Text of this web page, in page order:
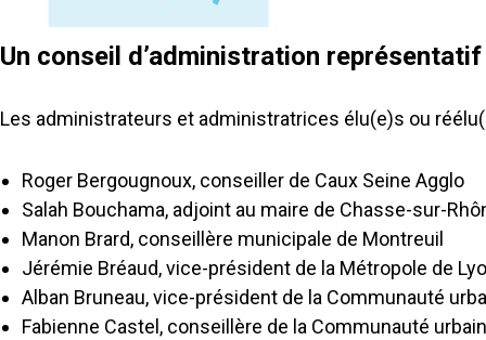
Un conseil d’administration
Les administrateurs et administratrices élu(e)s ou
Roger Bergougnoux, conseiller de Caux Seine Agglo
Salah Bouchama, adjoint au maire de Chasse-sur-
Manon Brard, conseillère municipale de Montreuil
Jérémie Bréaud, vice-président de la Métropole de
Alban Bruneau, vice-président de la Communauté
Fabienne Castel, conseillère de la Communauté